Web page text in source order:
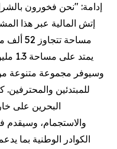
إدامة: "نحن فخورون
إتش المالية عبر هذا
مساحة
وسيوفر مجموعة متنوعة من
للمبتدئين
البحرين على
والاستجمام، وسيقدم
الكوادر الوطنية بما